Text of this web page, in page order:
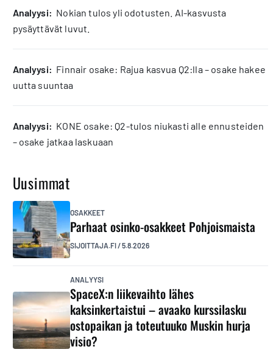
analyysi: Nokian tulos yli odotusten. AI-kasvusta
pysäyttävät luvut.
analyysi: Finnair osake: Rajua kasvua Q2:lla – osake hakee
uutta suuntaa
analyysi: KONE osake: Q2-tulos niukasti alle ennusteiden
– osake jatkaa laskuaan
Uusimmat
OSAKKEET
Parhaat osinko-osakkeet Pohjoismaista
SIJOITTAJA.FI/5.8.2026
ANALYYSI
SpaceX:n liikevaihto lähes
kaksinkertaistui – avaako kurssilasku
ostopaikan ja toteutuuko Muskin hurja
visio?